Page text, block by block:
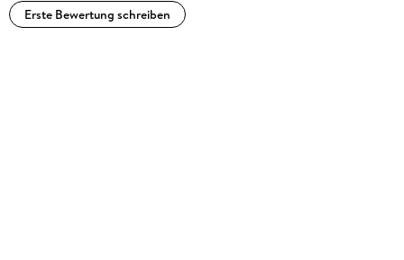
Erste Bewertung schreiben